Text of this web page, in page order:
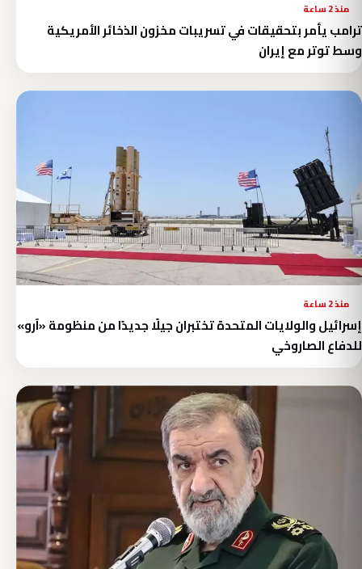
منذ 2 ساعة
ترامب يأمر بتحقيقات في تسريبات مخزون الذخائر الأمريكية
وسط توتر مع إيران
منذ 2 ساعة
إسرائيل والولايات المتحدة تختبران جيلًا جديدًا من منظومة «آرو»
للدفاع الصاروخي